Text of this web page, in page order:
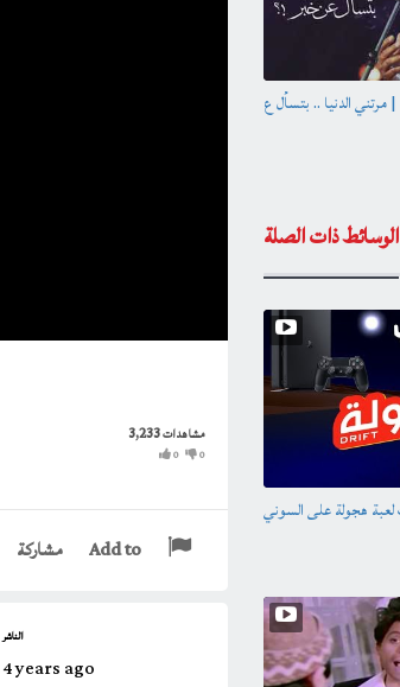
3,233مشاهدات
0 0
Add to مشاركة
الناشر
4 years ago
الوسائط ذات الصلة